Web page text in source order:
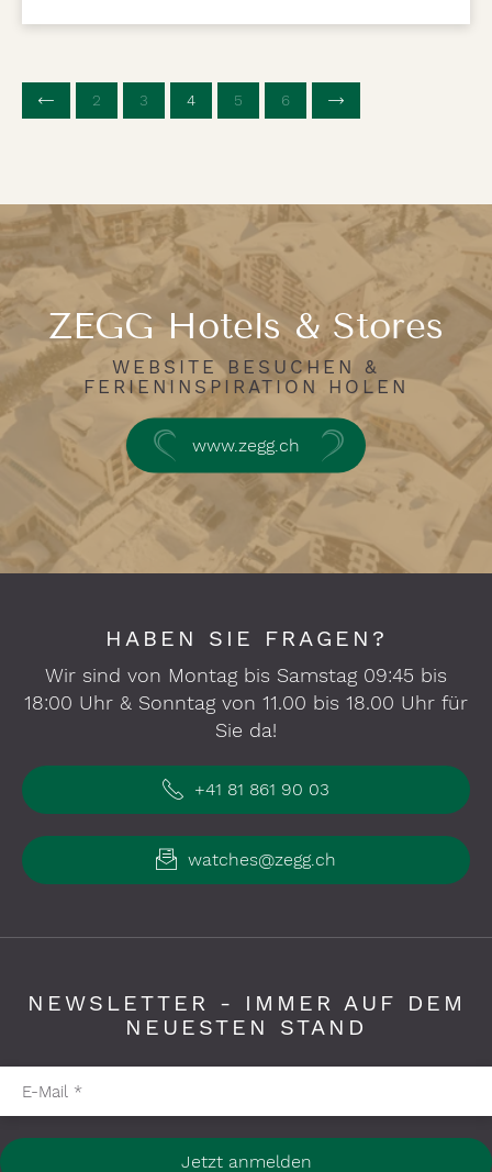
2 3 4 (aktuelle Seite)
5 6
ZEGG Hotels & Stores
WEBSITE BESUCHEN &
FERIENINSPIRATION HOLEN
www.zegg.ch
HABEN SIE FRAGEN?
Wir sind von Montag bis Samstag 09:45 bis
18:00 Uhr & Sonntag von 11.00 bis 18.00 Uhr für
Sie da!
+41 81 861 90 03
watches@zegg.ch
NEWSLETTER - IMMER AUF DEM
NEUESTEN STAND
Pflichtfelder bitte ausfüllen
E-Mail *
Jetzt anmelden